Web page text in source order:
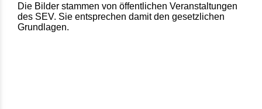
Die Bilder stammen von öffentlichen Veranstaltungen
des SEV. Sie entsprechen damit den gesetzlichen
Grundlagen.